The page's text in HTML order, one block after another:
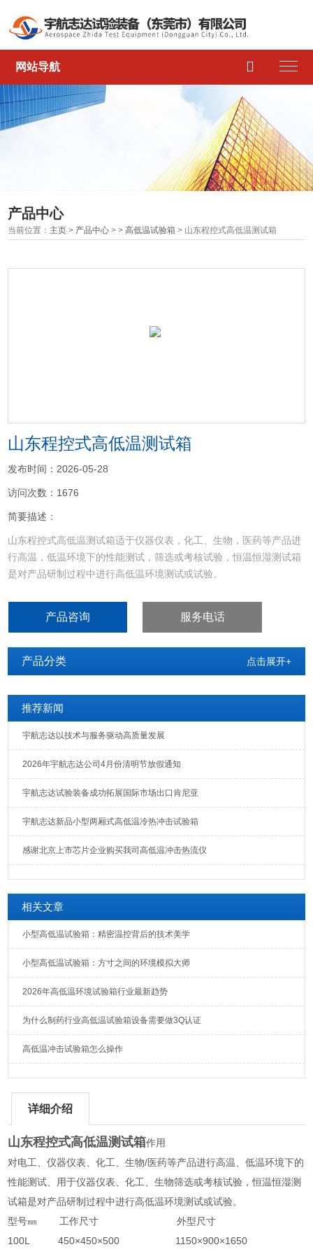
网站导航 
产品中心
当前位置： 主页 > 产品中心 > >高低温试验箱 > 山东程控式高低温测试箱
山东程控式高低温测试箱
发布时间：2026-05-28
访问次数：1676
简要描述：
山东程控式高低温测试箱适于仪器仪表，化工、生物，医药等产品进
行高温，低温环境下的性能测试，筛选或考核试验，恒温恒湿测试箱
是对产品研制过程中进行高低温环境测试或试验。
产品咨询 服务电话
产品分类 点击展开+
推荐新闻
宇航志达以技术与服务驱动高质量发展
2026年宇航志达公司4月份清明节放假通知
宇航志达试验装备成功拓展国际市场出口肯尼亚
宇航志达新品小型两厢式高低温冷热冲击试验箱
感谢北京上市芯片企业购买我司高低温冲击热流仪
相关文章
小型高低温试验箱：精密温控背后的技术美学
小型高低温试验箱：方寸之间的环境模拟大师
2026年高低温环境试验箱行业最新趋势
为什么制药行业高低温试验箱设备需要做3Q认证
高低温冲击试验箱怎么操作
详细介绍
山东程控式高低温测试箱作用
对电工、仪器仪表、化工、生物/医药等产品进行高温、低温环境下的
性能测试、用于仪器仪表、化工、生物筛选或考核试验，恒温恒湿测
试箱是对产品研制过程中进行高低温环境测试或试验。
型号㎜ 工作尺寸 外型尺寸
100L 450×450×500 1150×900×1650